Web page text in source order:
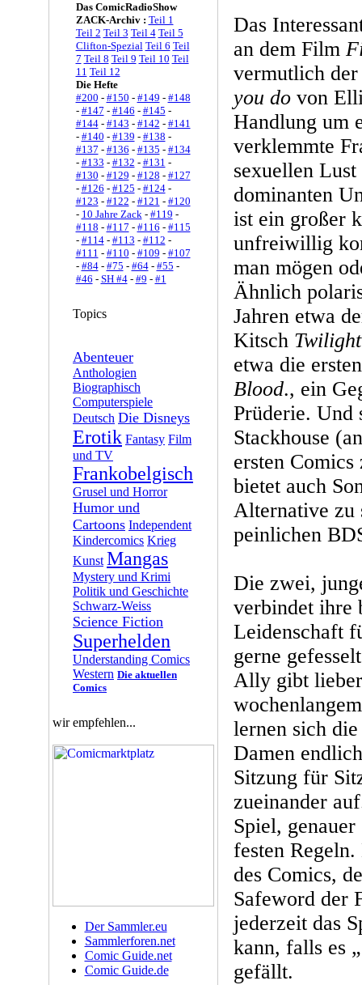
Das ComicRadioShow
ZACK-Archiv : Teil 1
Teil 2 Teil 3 Teil 4 Teil 5
Clifton-Spezial Teil 6 Teil
7 Teil 8 Teil 9 Teil 10 Teil
11 Teil 12
Die Hefte
#200 - #150 - #149 - #148
- #147 - #146 - #145 -
#144- #143 - #142 - #141
- #140 - #139 - #138 -
#137 - #136 - #135 - #134
- #133 - #132 - #131 -
#130 - #129 - #128 - #127
- #126 - #125 - #124-
#123 - #122 - #121 - #120
- 10 Jahre Zack- #119 -
#118 - #117 - #116 - #115
- #114- #113 - #112 -
#111 - #110 - #109 - #107
- #84- #75 - #64- #55 -
#46 - SH #4- #9 - #1
Topics
Abenteuer
Anthologien
Biographisch
Computerspiele
Deutsch Die Disneys
Erotik Fantasy Film
und TV
Frankobelgisch
Grusel und Horror
Humor und
Cartoons Independent
Kindercomics Krieg
Kunst Mangas
Mystery und Krimi
Politik und Geschichte
Schwarz-Weiss
Science Fiction
Superhelden
Understanding Comics
Western Die aktuellen
Comics
wir empfehlen...
Der Sammler.eu
Sammlerforen.net
Comic Guide.net
Comic Guide.de
Das
an dem Film
vermutlich
you dovon
Handlung um
verklemmte
sexuellen
dominanten
ist ein großer
unfreiwillig
man mögen
Ähnlich
Jahren etwa
Kitsch Twilight
etwa die
Blood., ein
Prüderie. Und
Stackhouse
ersten
bietet auch
Alternative zu
peinlichen
Die zwei,
verbindet ihre
Leidenschaft
gerne
Ally gibt
lernen sich
Damen
Sitzung für
zueinander
Spiel,
festen
des Comics,
Safeword der
jederzeit das
kann, falls es
gefällt.